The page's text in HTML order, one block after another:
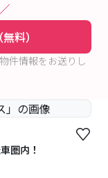
料）
件情報をお送りし
圏内！